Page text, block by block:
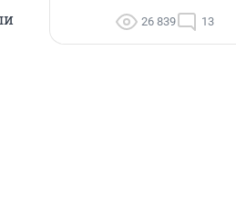
26 839 13